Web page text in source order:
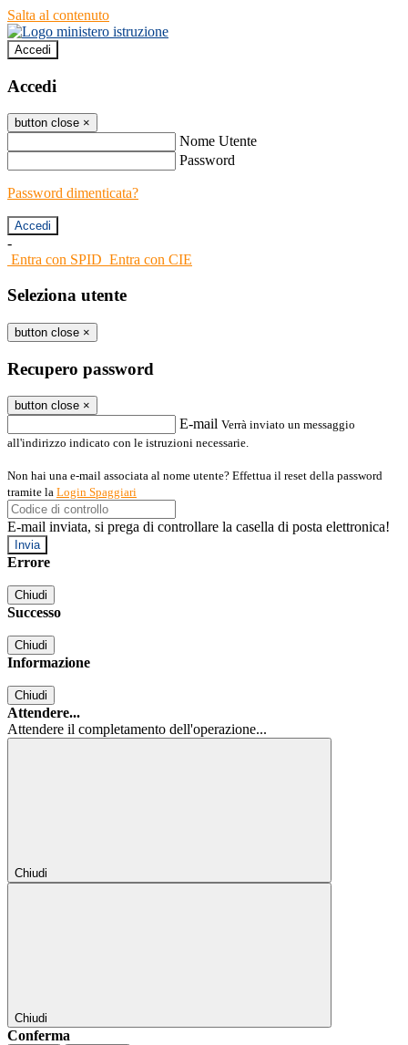
Salta al contenuto
Accedi
Accedi
button close ×
Nome Utente
Password
Password dimenticata?
-
Entra con SPID Entra con CIE
Seleziona utente
button close ×
Recupero password
button close ×
E-mail Verrà inviato un messaggio
all'indirizzo indicato con le istruzioni necessarie.
Non hai una e-mail associata al nome utente? Effettua il reset della password
tramite la Login Spaggiari
E-mail inviata, si prega di controllare la casella di posta elettronica!
Errore
Chiudi
Successo
Chiudi
Informazione
Chiudi
Attendere...
Attendere il completamento dell'operazione...
Chiudi
Chiudi
Conferma